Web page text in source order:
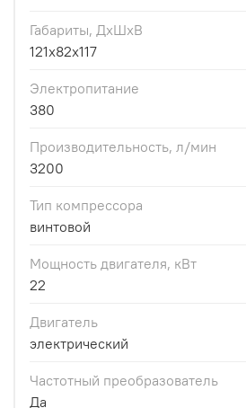
Габариты, ДхШхВ
121x82x117
Электропитание
380
Производительность, л/мин
3200
Тип компрессора
винтовой
Мощность двигателя, кВт
22
Двигатель
электрический
Частотный преобразователь
Да